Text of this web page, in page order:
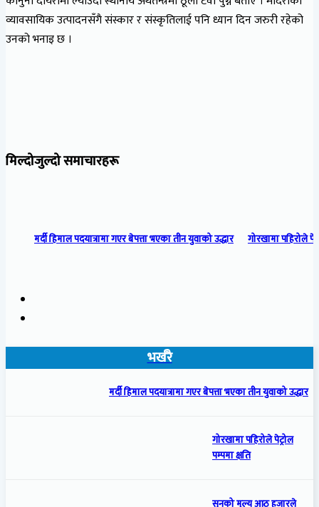
व्यावसायिक उत्पादनसँगै संस्कार र संस्कृतिलाई पनि ध्यान दिन जरुरी रहेको
उनको भनाइ छ ।
मिल्दोजुल्दो समाचारहरू
मर्दी हिमाल पदयात्रामा गएर बेपत्ता भएका तीन युवाको उद्धार गोरखामा पहिरोले
भर्खरै
मर्दी हिमाल पदयात्रामा गएर बेपत्ता भएका तीन युवाको उद्धार
गोरखामा पहिरोले पेट्रोल
पम्पमा क्षति
सुनको मूल्य आठ हजारले